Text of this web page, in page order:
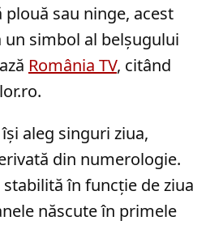
plouă sau ninge, acest
un simbol al belșugului
România TV, citând
aleg singuri ziua,
din numerologie.
stabilită în funcție de ziua
născute în primele